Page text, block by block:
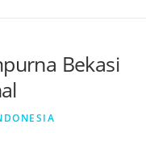
Bekasi